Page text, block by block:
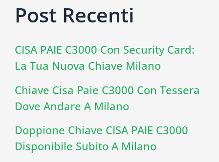
Post Recenti
CISA PAIE C3000 Con Security Card:
La Tua Nuova Chiave Milano
Chiave Cisa Paie C3000 Con Tessera
Dove Andare A Milano
Doppione Chiave CISA PAIE C3000
Disponibile Subito A Milano